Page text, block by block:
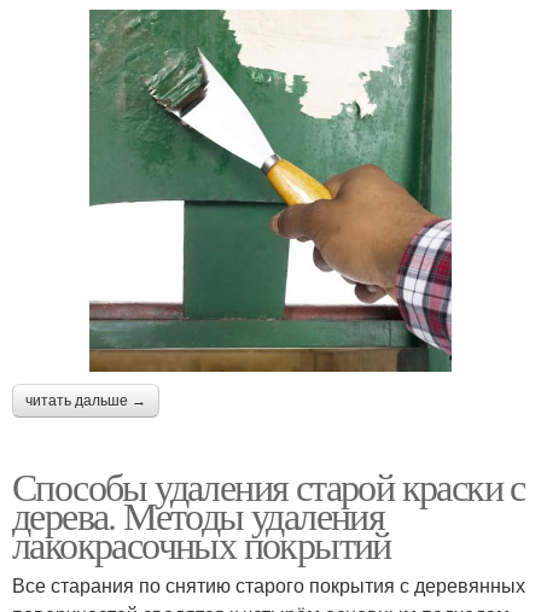
читать дальше →
Способы удаления старой краски с
дерева. Методы удаления
лакокрасочных покрытий
Все старания по снятию старого покрытия с деревянных